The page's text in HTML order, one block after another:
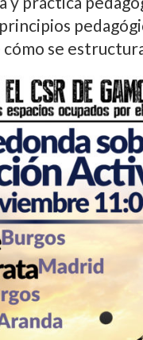
cómo se